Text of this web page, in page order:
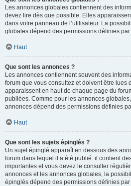
Les annonces globales contiennent des
devez lire dès que possible. Elles
dans votre panneau de l’utilisateur. La
globales dépend des permissions définies par
Haut
Que sont les annonces ?
Les annonces contiennent souvent des
forum que vous consultez et doivent être lues
apparaissent en haut de chaque page du
publiées. Comme pour les annonces
annonces dépend des permissions définies
Haut
Que sont les sujets épinglés ?
Un sujet épinglé apparaît en dessous des
forum dans lequel il a été publié. il contient
importantes et vous devez le consulter
annonces et les annonces globales, la
épinglés dépend des permissions définies par